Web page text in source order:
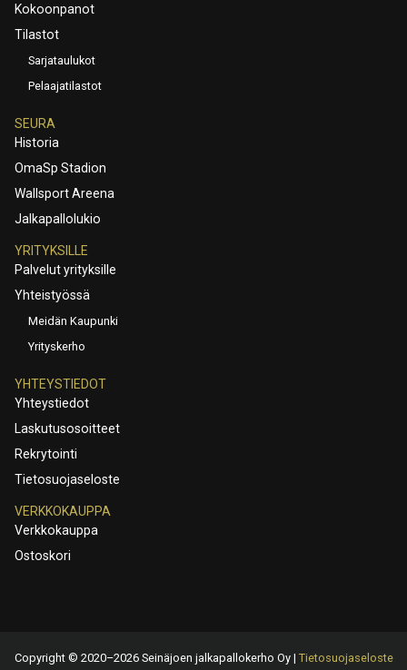
Kokoonpanot
Tilastot
Sarjataulukot
Pelaajatilastot
SEURA
Historia
OmaSp Stadion
Wallsport Areena
Jalkapallolukio
YRITYKSILLE
Palvelut yrityksille
Yhteistyössä
Meidän Kaupunki
Yrityskerho
YHTEYSTIEDOT
Yhteystiedot
Laskutusosoitteet
Rekrytointi
Tietosuojaseloste
VERKKOKAUPPA
Verkkokauppa
Ostoskori
Copyright © 2020–2026 Seinäjoen jalkapallokerho Oy | Tietosuojaseloste